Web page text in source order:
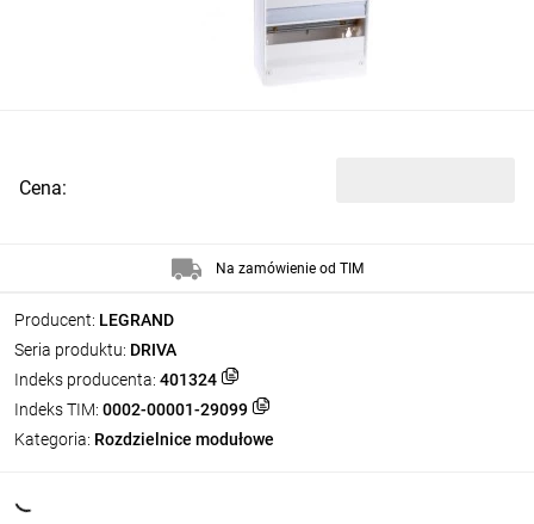
Producent: LEGRAND
Seria produktu: DRIVA
Indeks producenta: 401324
Indeks TIM: 0002-00001-29099
Kategoria: Rozdzielnice modułowe
Cena:
Na zamówienie od TIM